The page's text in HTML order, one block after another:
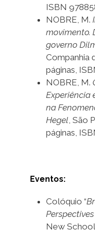
ISBN
NOBRE, M.
movimento.
governo
Companhia
páginas,
NOBRE, M.
Experiência
na
Hegel , São
páginas,
Eventos:
Colóquio “
New